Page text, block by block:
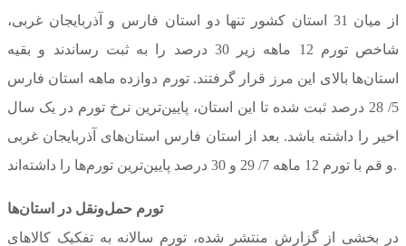
از میان 31 استان کشور تنها دو استان فارس و آذربایجان غربی،
شاخص تورم 12 ماهه زیر 30 درصد را به ثبت رساندند و بقیه
استان‌ها بالای این مرز قرار گرفتند. تورم دوازده ماهه استان فارس
5/ 28 درصد ثبت شده تا این استان، پایین‌ترین نرخ تورم در یک سال
اخیر را داشته باشد. بعد از استان فارس استان‌های آذربایجان غربی
و قم با تورم 12 ماهه 7/ 29 و 30 درصد پایین‌ترین تورم‌ها را داشته‌اند.
تورم حمل‌و‌نقل در استان‌ها
در بخشی از گزارش منتشر شده، تورم سالانه به تفکیک کالاهای